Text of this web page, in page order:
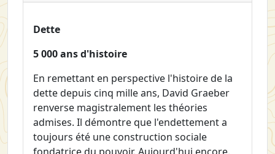
Dette
5 000 ans d'histoire
En remettant en perspective l'histoire de la
dette depuis cinq mille ans, David Graeber
renverse magistralement les théories
admises. Il démontre que l'endettement a
toujours été une construction sociale